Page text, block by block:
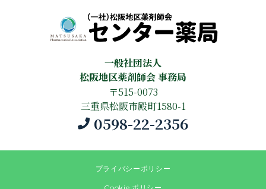
一般社団法人
松阪地区薬剤師会 事務局
〒515-0073
三重県松阪市殿町1580-1
0598-22-2356
プライバシーポリシー